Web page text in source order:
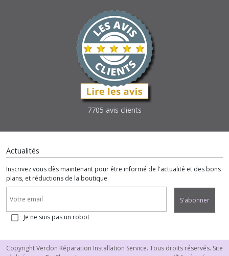
7705 avis clients
Actualités
Inscrivez vous dès maintenant pour être informé de l'actualité et des bons
plans, et réductions de la boutique
S'abonner
Je ne suis pas un robot
Copyright Verdon Réparation Installation Service. Tous droits réservés. Site